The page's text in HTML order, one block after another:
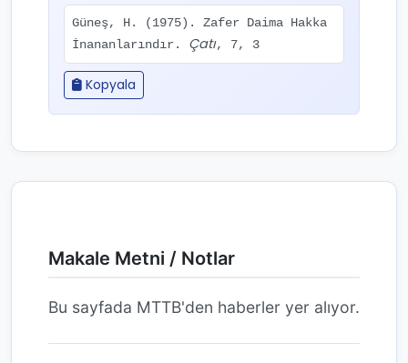
Güneş, H. (1975). Zafer Daima Hakka
İnananlarındır. Çatı, 7, 3
Kopyala
Makale Metni / Notlar
Bu sayfada MTTB'den haberler yer alıyor.